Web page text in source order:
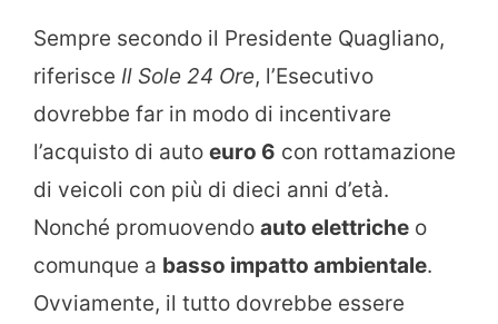
Sempre secondo il Presidente Quagliano,
riferisce Il Sole 24 Ore, l’Esecutivo
dovrebbe far in modo di incentivare
l’acquisto di auto euro 6 con rottamazione
di veicoli con più di dieci anni d’età.
Nonché promuovendo auto elettriche o
comunque a basso impatto ambientale.
Ovviamente, il tutto dovrebbe essere